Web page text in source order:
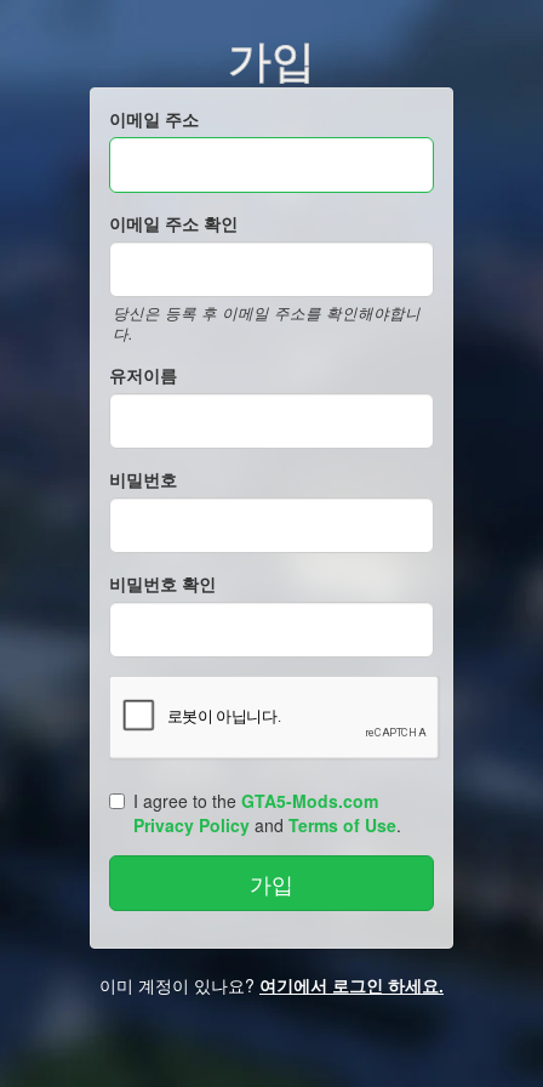
가입
이메일 주소
이메일 주소 확인
당신은 등록 후 이메일 주소를 확인해야합니
다.
유저이름
비밀번호
비밀번호 확인
I agree to the GTA5-Mods.com
Privacy Policy and Terms of Use.
이미 계정이 있나요? 여기에서 로그인 하세요.